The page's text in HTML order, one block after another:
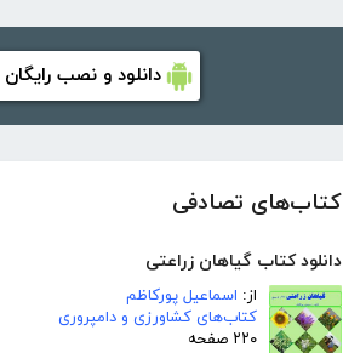
دانلود و نصب رایگان
کتاب‌های تصادفی
دانلود کتاب گیاهان زراعتی
از: اسماعیل پورکاظم
کتاب‌های کشاورزی و دامپروری
۲۲۰ صفحه